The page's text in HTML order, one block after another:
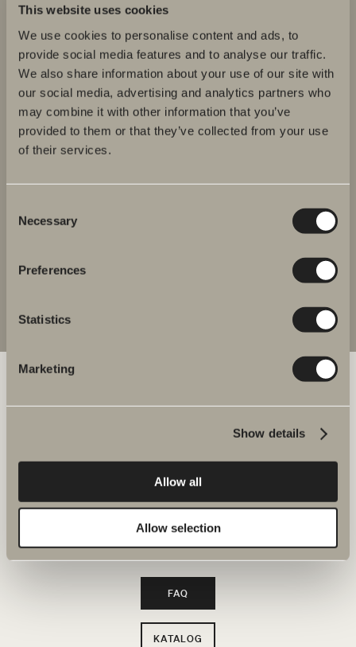
This website uses cookies
We use cookies to personalise content and ads, to
provide social media features and to analyse our traffic.
We also share information about your use of our site with
our social media, advertising and analytics partners who
may combine it with other information that you’ve
provided to them or that they’ve collected from your use
of their services.
Selection
Necessary
Preferences
Statistics
Marketing
Show details
Allow all
Allow selection
I samarbejde med Klarna Bank AB (publ),
vi følgende betalingsmuligheder, hvor
betalingen sker direkte til Klarna. Læs mere.
håndvaske og armaturer til brusenicher, badekar, håndklædetørrere
Verkstadsvägen 1
Mail: info@svedbergs.dk
FAQ
KATALOG